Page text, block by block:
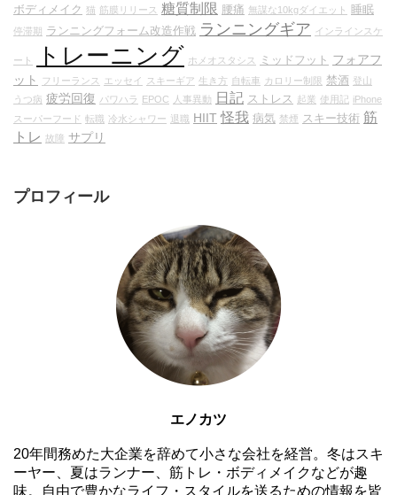
ボディメイク 猫 筋膜リリース 糖質制限 腰痛 無謀な10kgダイエット 睡眠
停滞期 ランニングフォーム改造作戦 ランニングギア インラインスケ
ート トレーニング ホメオスタシス ミッドフット フォアフ
ット
フリーランス エッセイ スキーギア 生き方 自転車 カロリー制限 禁酒 登山
うつ病 疲労回復 パワハラ EPOC 人事異動 日記 ストレス 起業 使用記 iPhone
スーパーフード 転職 冷水シャワー 退職 HIIT 怪我 病気 禁煙 スキー技術 筋
トレ 故障 サプリ
プロフィール
エノカツ
20年間務めた大企業を辞めて小さな会社を経営。冬はスキ
ーヤー、夏はランナー、筋トレ・ボディメイクなどが趣
味。自由で豊かなライフ・スタイルを送るための情報を皆